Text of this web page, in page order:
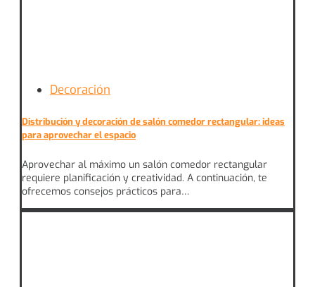
Decoración
Distribución y decoración de salón comedor rectangular: ideas
para aprovechar el espacio
Aprovechar al máximo un salón comedor rectangular
requiere planificación y creatividad. A continuación, te
ofrecemos consejos prácticos para…